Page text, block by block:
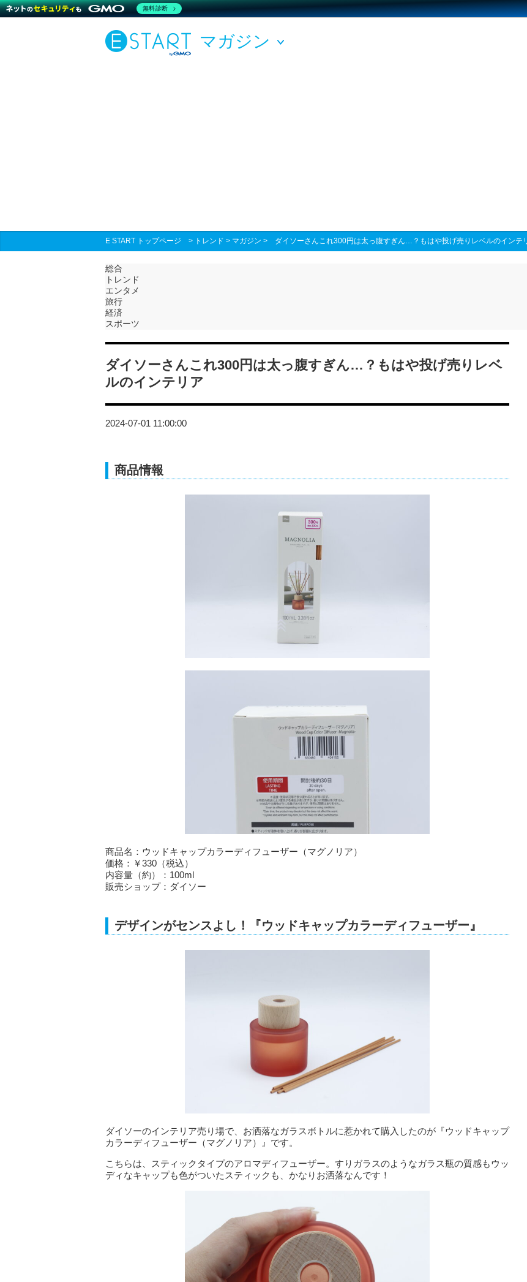
マガジン
E START トップページ > トレンド > マガジン > ダイソーさんこれ300円は太っ腹すぎん…？もはや投げ売りレベルのインテ
総合
トレンド
エンタメ
旅行
経済
スポーツ
ダイソーさんこれ300円は太っ腹すぎん…？もはや投げ売りレベ
ルのインテリア
2024-07-01 11:00:00
商品情報
商品名：ウッドキャップカラーディフューザー（マグノリア）
価格：￥330（税込）
内容量（約）：100ml
販売ショップ：ダイソー
デザインがセンスよし！『ウッドキャップカラーディフューザー』
ダイソーのインテリア売り場で、お洒落なガラスボトルに惹かれて購入したのが『ウッドキャップ
カラーディフューザー（マグノリア）』です。
こちらは、スティックタイプのアロマディフューザー。すりガラスのようなガラス瓶の質感もウッ
ディなキャップも色がついたスティックも、かなりお洒落なんです！
無料診断